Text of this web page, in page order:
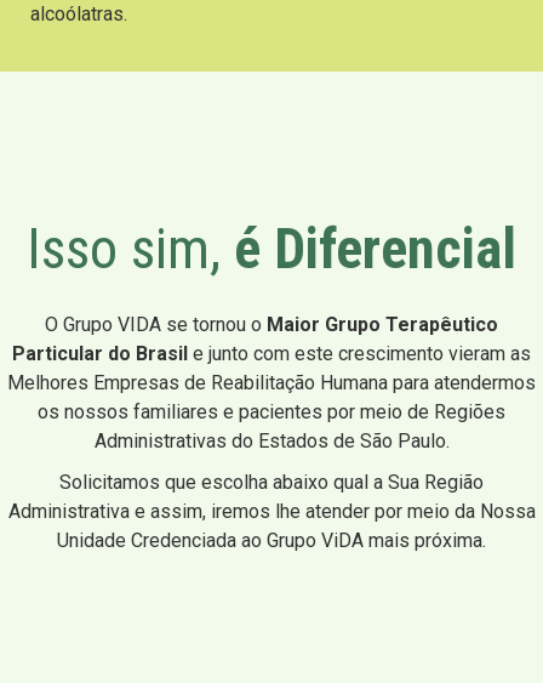
alcoólatras.
Isso sim, é Diferencial
O Grupo VIDA se tornou o Maior Grupo Terapêutico
Particular do Brasil e junto com este crescimento vieram as
Melhores Empresas de Reabilitação Humana para atendermos
os nossos familiares e pacientes por meio de Regiões
Administrativas do Estados de São Paulo.
Solicitamos que escolha abaixo qual a Sua Região
Administrativa e assim, iremos lhe atender por meio da Nossa
Unidade Credenciada ao Grupo ViDA mais próxima.